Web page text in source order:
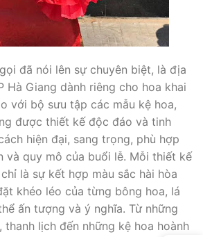
đã nói lên sự chuyên biệt, là địa
Hà Giang dành riêng cho hoa khai
với bộ sưu tập các mẫu kệ hoa,
được thiết kế độc đáo và tinh
hiện đại, sang trọng, phù hợp
và quy mô của buổi lễ. Mỗi thiết kế
là sự kết hợp màu sắc hài hòa
khéo léo của từng bông hoa, lá
ấn tượng và ý nghĩa. Từ những
thanh lịch đến những kệ hoa hoành